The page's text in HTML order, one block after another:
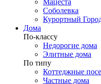
Мацеста
Соболевка
Курортный
Дома
По-классу
Недорогие дома
Элитные дома
По типу
Коттеджные
Частные дома